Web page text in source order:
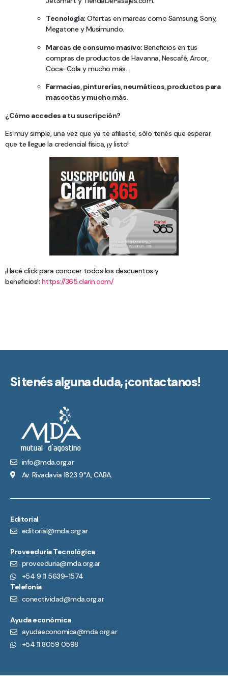
Tecnología: Ofertas en marcas como Samsung, Sony,
Megatone y Musimundo.
Marcas de consumo masivo: Beneficios en tus
compras de productos de Havanna, Nescafé, Arcor,
Coca-Cola y mucho más.
Farmacias, pinturerías, neumáticos, productos para
mascotas y mucho más.
¿Cómo accedes a tu suscripción?
Es muy simple, una vez que ya te afiliaste, sólo tenés que esperar
que te llegue la credencial física, ¡y listo!
¡Hacé click para conocer todos los descuentos y
beneficios!: https://365.clarin.com/
Si tenés alguna duda,¡contactanos!
info@mda.org.ar
Av. Rivadavia 1823 9°A, CABA.
Editorial
editorial@mda.org.ar
Proveeduría Tecnológica
proveeduria@mda.org.ar
+54 9 11 5639-1574
Telefonía
conectividad@mda.org.ar
Ayuda económica
ayudaeconomica@mda.org.ar
+54 11 8059 0598